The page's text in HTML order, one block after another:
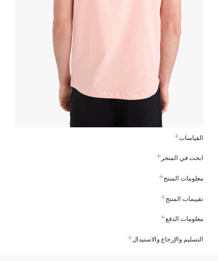
القياسات
ابحث في المتجر
معلومات المنتج
تقييمات المنتج
معلومات الدفع
التسليم والإرجاع والاستبدال